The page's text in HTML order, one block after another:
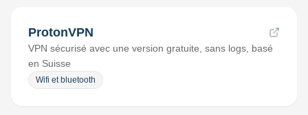
ProtonVPN
VPN sécurisé avec une version gratuite, sans logs, basé
en Suisse
Wifi et bluetooth